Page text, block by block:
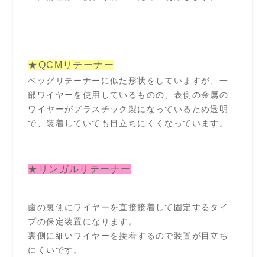
★QCMリテーナー
ベッグリテーナーに似た形状をしていますが、一
部ワイヤーを使用しているものの、表側の金属の
ワイヤーがプラスチック製になっているため透明
で、装着していても目立ちにくくなっています。
★リンガルリテーナー
歯の裏側にワイヤーを直接接着して固定するタイ
プの保定装置になります。
裏側に細いワイヤーを接着するので装置が目立ち
にくいです。